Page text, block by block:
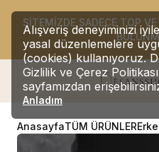
Alışveriş deneyiminizi
yasal düzenlemelere
(cookies) kullanıyoruz.
Gizlilik ve Çerez Politikası
sayfamızdan
Anladım
SİTEMİZDE SADECE TOP
AnasayfaTÜM ÜRÜNLER